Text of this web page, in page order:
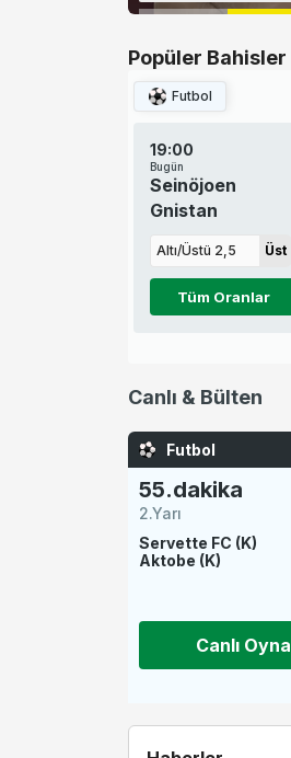
Popüler Bahisler
Futbol
19:00
Bugün
Seinöjoen
Gnistan
Altı/Üstü 2,5 Üst
Tüm Oranlar
Canlı & Bülten
Futbol
55.dakika
2.Yarı
Servette FC (K)
Aktobe (K)
Canlı Oyna